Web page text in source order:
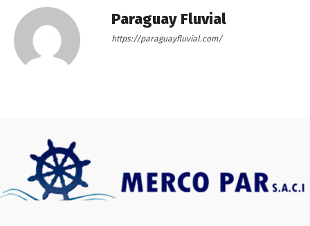
Paraguay Fluvial
https://paraguayfluvial.com/